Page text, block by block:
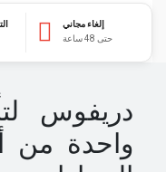
إلغاء مجاني
حتى 48 ساعة
دريفوس
واحدة من